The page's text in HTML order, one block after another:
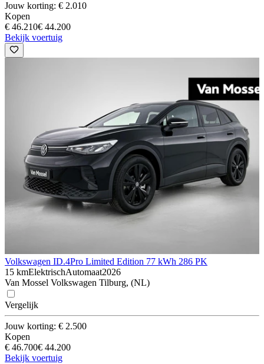
Jouw korting: € 2.010
Kopen
€ 46.210€ 44.200
Bekijk voertuig
Volkswagen ID.4Pro Limited Edition 77 kWh 286 PK
15 kmElektrischAutomaat2026
Van Mossel Volkswagen Tilburg, (NL)
Vergelijk
Jouw korting: € 2.500
Kopen
€ 46.700€ 44.200
Bekijk voertuig